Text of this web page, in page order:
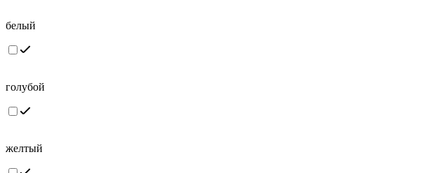
белый
голубой
желтый